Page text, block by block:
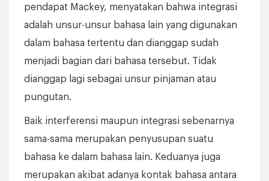
pendapat Mackey, menyatakan bahwa integrasi
adalah unsur-unsur bahasa lain yang digunakan
dalam bahasa tertentu dan dianggap sudah
menjadi bagian dari bahasa tersebut. Tidak
dianggap lagi sebagai unsur pinjaman atau
pungutan.
Baik interferensi maupun integrasi sebenarnya
sama-sama merupakan penyusupan suatu
bahasa ke dalam bahasa lain. Keduanya juga
merupakan akibat adanya kontak bahasa antara